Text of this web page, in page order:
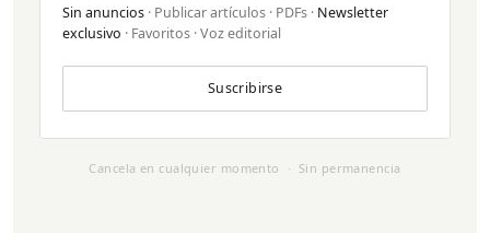
Sin anuncios · Publicar artículos · PDFs · Newsletter
exclusivo · Favoritos · Voz editorial
Suscribirse
Cancela en cualquier momento · Sin permanencia